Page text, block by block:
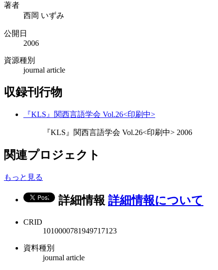
著者
西岡 いずみ
公開日
2006
資源種別
journal article
収録刊行物
『KLS』関西言語学会 Vol.26<印刷中>
『KLS』関西言語学会 Vol.26<印刷中> 2006
関連プロジェクト
もっと見る
詳細情報 詳細情報について
CRID
1010000781949717123
資料種別
journal article